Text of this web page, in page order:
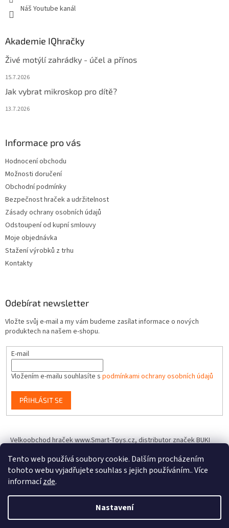
Tento web používá soubory cookie. Dalším procházením
tohoto webu vyjadřujete souhlas s jejich používáním.. Více
informacízde.
Nastavení
Náš Youtube kanál
Akademie IQhračky
Živé motýlí zahrádky - účel a přínos
15.7.2026
Jak vybrat mikroskop pro dítě?
13.7.2026
Informace pro vás
Hodnocení obchodu
Možnosti doručení
Obchodní podmínky
Bezpečnost hraček a udržitelnost
Zásady ochrany osobních údajů
Odstoupení od kupní smlouvy
Moje objednávka
Stažení výrobků z trhu
Kontakty
Odebírat newsletter
Vložte svůj e-mail a my vám budeme zasílat informace o nových
produktech na našem e-shopu.
E-mail
Vložením e-mailu souhlasíte s podmínkami ochrany osobních údajů
PŘIHLÁSIT SE
Velkoobchod hraček www.Smart-Toys.cz, distributor značek BUKI